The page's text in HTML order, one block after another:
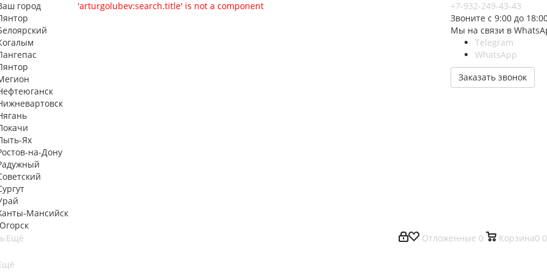
город
Ях
на-Дону
Мансийск
'arturgolubev:search.title' is not a component
+7-932-249-43-43
Звоните с 9:00 до
Мы на связи в
Telegram
WhatsApp
Заказать звонок
Отложенные 0 Корзина0 0
Ещё